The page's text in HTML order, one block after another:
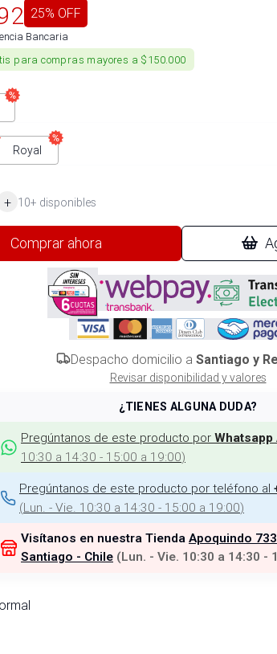
25% OFF
Bancaria
para compras mayores a $150.000
Royal
+ 10+ disponibles
Comprar ahora
Despacho domicilio a Santiago y
Revisar disponibilidad y valores
¿TIENES ALGUNA DUDA?
Pregúntanos de este producto por Whatsapp
10:30 a 14:30 - 15:00 a 19:00)
Pregúntanos de este producto por teléfono al
(Lun. - Vie. 10:30 a 14:30 - 15:00 a 19:00)
Visítanos en nuestra Tienda Apoquindo
Santiago - Chile (Lun. - Vie. 10:30 a 14:30 -